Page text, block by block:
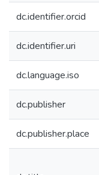
dc.identifier.orcid
dc.identifier.uri
dc.language.iso
dc.publisher
dc.publisher.place